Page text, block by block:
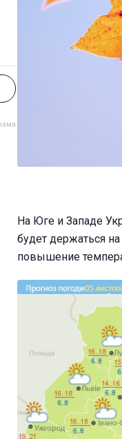
На Юге и Западе
будет держаться
повышение